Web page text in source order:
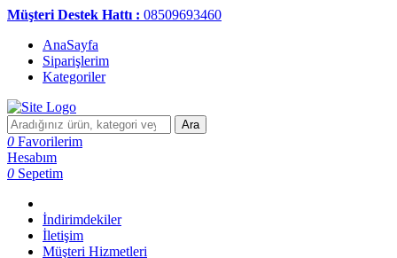
Müşteri Destek Hattı : 08509693460
AnaSayfa
Siparişlerim
Kategoriler
Ara
0 Favorilerim
Hesabım
0 Sepetim
İndirimdekiler
İletişim
Müşteri Hizmetleri